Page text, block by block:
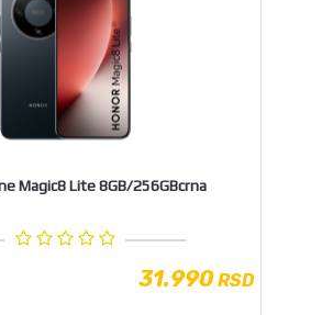
Magic8 Lite 8GB/256GBcrna
31.990RSD